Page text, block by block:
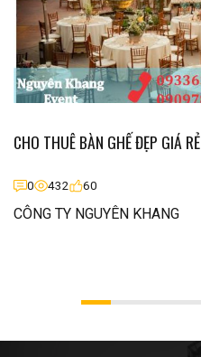
CHO THUÊ BÀN GHẾ ĐẸP GIÁ
0 432 60
CÔNG TY NGUYÊN KHANG